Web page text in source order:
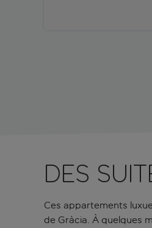
Des
Ces appartements
de Gràcia. À quelques